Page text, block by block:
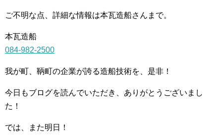
ご不明な点、詳細な情報は本瓦造船さんまで。
本瓦造船
084-982-2500
我が町、鞆町の企業が誇る造船技術を、是非！
今日もブログを読んでいただき、ありがとうございまし
た！
では、また明日！